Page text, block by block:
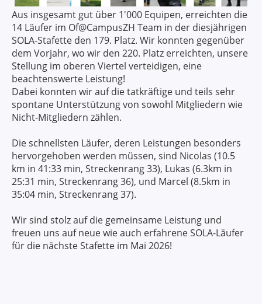
Aus insgesamt gut über 1'000 Equipen, erreichten die
14 Läufer im Of@CampusZH Team in der diesjährigen
SOLA-Stafette den 179. Platz. Wir konnten gegenüber
dem Vorjahr, wo wir den 220. Platz erreichten, unsere
Stellung im oberen Viertel verteidigen, eine
beachtenswerte Leistung!
Dabei konnten wir auf die tatkräftige und teils sehr
spontane Unterstützung von sowohl Mitgliedern wie
Nicht-Mitgliedern zählen.
Die schnellsten Läufer, deren Leistungen besonders
hervorgehoben werden müssen, sind Nicolas (10.5
km in 41:33 min, Streckenrang 33), Lukas (6.3km in
25:31 min, Streckenrang 36), und Marcel (8.5km in
35:04 min, Streckenrang 37).
Wir sind stolz auf die gemeinsame Leistung und
freuen uns auf neue wie auch erfahrene SOLA-Läufer
für die nächste Stafette im Mai 2026!